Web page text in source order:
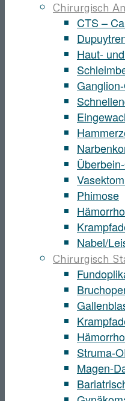
Chirurgisch
CTS –
Haut-
Phimose
Nabel/
Chirurgisch
Struma-
Magen-